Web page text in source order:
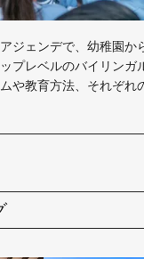
ジェンデで、幼稚園か
プレベルのバイリンガ
や教育方法、それぞれ